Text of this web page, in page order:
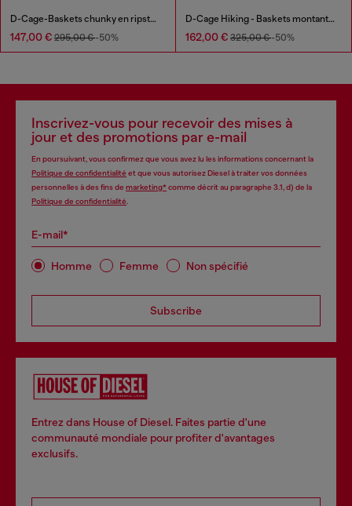
D-Cage-Baskets chunky en ripstop
147,00 € 295,00 €-50%
D-Cage Hiking - Baskets montante chunky
162,00 € 325,00 €-50%
Inscrivez-vous pour recevoir des mises à
jour et des promotions par e-mail
En poursuivant, vous confirmez que vous avez lu les informations concernant la
Politique de confidentialité et que vous autorisez Diesel à traiter vos données
personnelles à des fins de marketing*comme décrit au paragraphe 3.1, d) de la
Politique de confidentialité
E-mail*
Homme Femme Non spécifié
Subscribe
Entrez dans House of Diesel. Faites partie d'une
communauté mondiale pour profiter d'avantages
exclusifs.